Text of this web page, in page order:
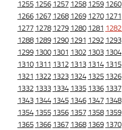
1255 1256 1257 1258 1259 1260
1266 1267 1268 1269 1270 1271
1277 1278 1279 1280 1281 1282
1288 1289 1290 1291 1292 1293
1299 1300 1301 1302 1303 1304
1310 1311 1312 1313 1314 1315
1321 1322 1323 1324 1325 1326
1332 1333 1334 1335 1336 1337
1343 1344 1345 1346 1347 1348
1354 1355 1356 1357 1358 1359
1365 1366 1367 1368 1369 1370